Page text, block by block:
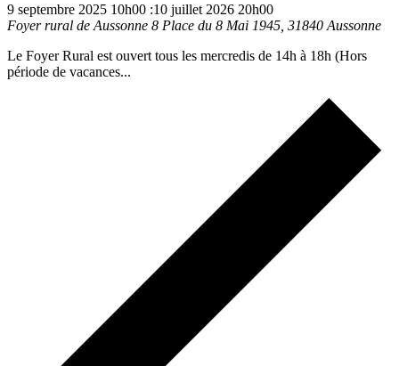
9 septembre 2025 10h00 :10 juillet 2026 20h00
Foyer rural de Aussonne 8 Place du 8 Mai 1945, 31840 Aussonne
Le Foyer Rural est ouvert tous les mercredis de 14h à 18h (Hors
période de vacances...